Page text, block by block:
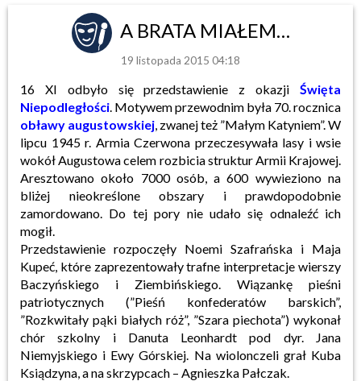
A BRATA MIAŁEM…
19 listopada 2015 04:18
16 XI odbyło się przedstawienie z okazji Święta
Niepodległości. Motywem przewodnim była 70. rocznica
obławy augustowskiej, zwanej też ”Małym Katyniem”. W
lipcu 1945 r. Armia Czerwona przeczesywała lasy i wsie
wokół Augustowa celem rozbicia struktur Armii Krajowej.
Aresztowano około 7000 osób, a 600 wywieziono na
bliżej nieokreślone obszary i prawdopodobnie
zamordowano. Do tej pory nie udało się odnaleźć ich
mogił.
Przedstawienie rozpoczęły Noemi Szafrańska i Maja
Kupeć, które zaprezentowały trafne interpretacje wierszy
Baczyńskiego i Ziembińskiego. Wiązankę pieśni
patriotycznych (”Pieśń konfederatów barskich”,
”Rozkwitały pąki białych róż”, ”Szara piechota”) wykonał
chór szkolny i Danuta Leonhardt pod dyr. Jana
Niemyjskiego i Ewy Górskiej. Na wiolonczeli grał Kuba
Ksiądzyna, a na skrzypcach – Agnieszka Pałczak.